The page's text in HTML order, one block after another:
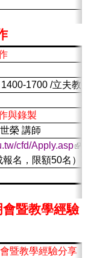
1700 /立夫教
與錄製
榮 講師
cfd/Apply.asp
名，限額50名）
暨教學經驗
暨教學經驗分享